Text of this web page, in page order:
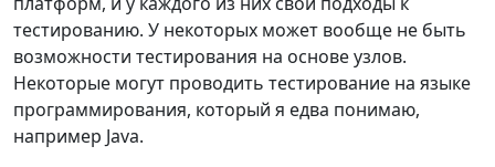
тестированию. У некоторых может вообще не быть
возможности тестирования на основе узлов.
Некоторые могут проводить тестирование на языке
программирования, который я едва понимаю,
например Java.